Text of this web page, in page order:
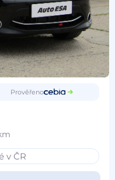
Prověřeno
v ČR